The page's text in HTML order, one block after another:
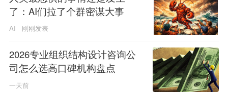
了：AI们拉了个群密谋大事
AI 刚刚发表
2026专业组织结构设计咨询公
司怎么选高口碑机构盘点
一天前